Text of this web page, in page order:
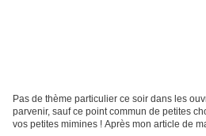
Pas de thème particulier ce soir dans les
parvenir, sauf ce point commun de petites
vos petites mimines ! Après mon article de